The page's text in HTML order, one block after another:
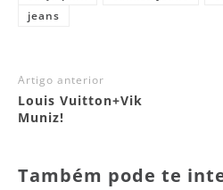
jeans
Artigo anterior
Louis Vuitton+Vik
Muniz!
Também pode te